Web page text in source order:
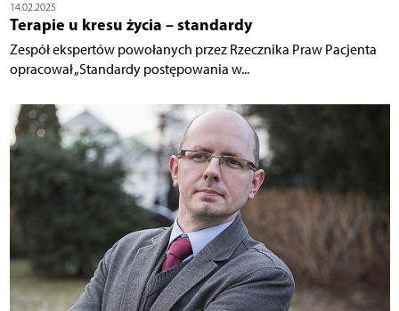
14.02.2025
Terapie u kresu życia – standardy
Zespół ekspertów powołanych przez Rzecznika Praw Pacjenta
opracował „Standardy postępowania w...